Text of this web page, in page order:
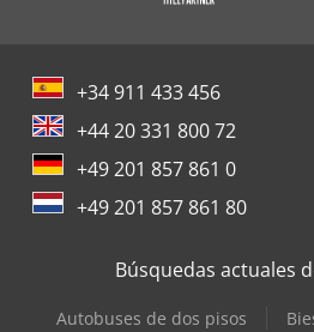
+34 911 433 456
+44 20 331 800 72
+49 201 857 861 0
+49 201 857 861 80
Búsquedas actuales
Autobuses de dos pisos